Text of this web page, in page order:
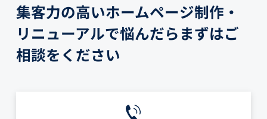
集客力の高いホームページ制作・
リニューアルで悩んだらまずはご
相談をください